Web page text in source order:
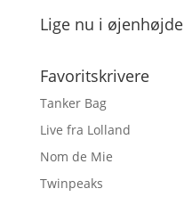
Lige nu i øjenhøjde
Favoritskrivere
Tanker Bag
Live fra Lolland
Nom de Mie
Twinpeaks